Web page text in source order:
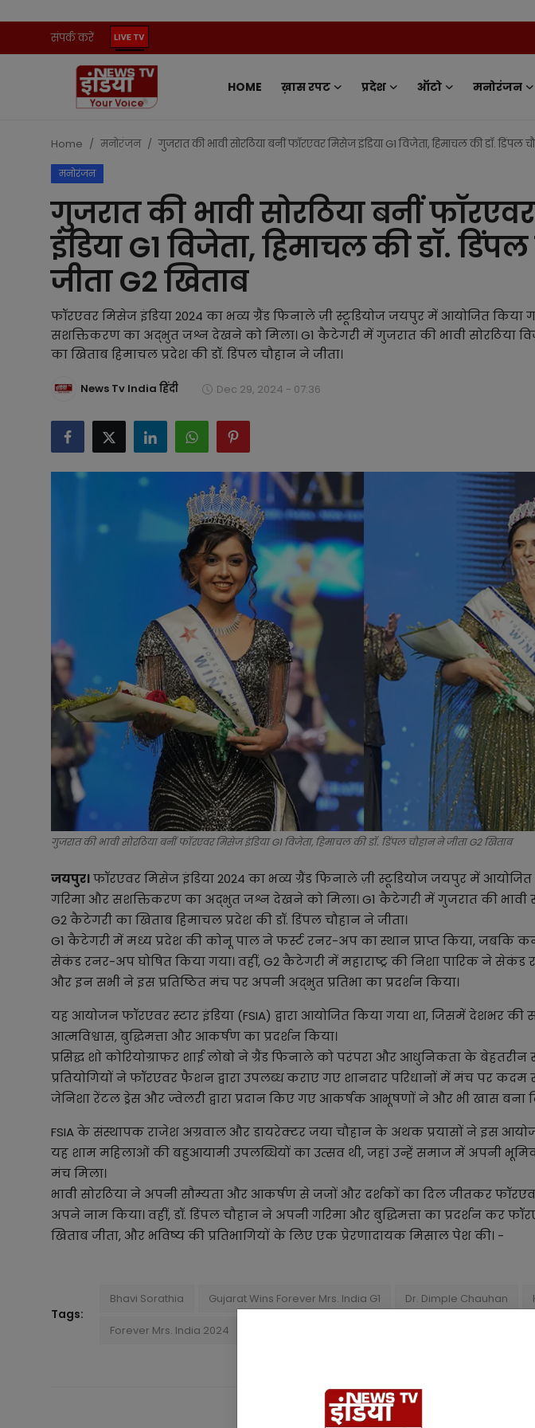
संपर्क करें
HOME ख़ास रपट प्रदेश ऑटो मनोरंजन
संपर्क करें
ख़ास रपट
बिजनेस
Home मनोरंजन गुजरात की भावी सोरठिया बनीं फॉरएवर मिसेज इंडिया G1 विजेता, हिमाचल की डॉ. डिंपल
मनोरंजन
गुजरात की भावी सोरठिया बनीं
इंडिया G1 विजेता, हिमाचल की डॉ.
जीता G2 खिताब
फॉरएवर मिसेज इंडिया 2024 का भव्य ग्रैंड फिनाले ज़ी स्टूडियोज जयपुर में आयोजित किया
सशक्तिकरण का अद्भुत जश्न देखने को मिला। G1 कैटेगरी में गुजरात की भावी सोरठिया
का खिताब हिमाचल प्रदेश की डॉ. डिंपल चौहान ने जीता।
News Tv India हिंदी Dec 29, 2024 - 07:36
गुजरात की भावी सोरठिया बनीं फॉरएवर मिसेज इंडिया G1 विजेता, हिमाचल की डॉ. डिंपल चौहान ने जीता G2 खिताब
जयपुर।फॉरएवर मिसेज इंडिया 2024 का भव्य ग्रैंड फिनाले ज़ी स्टूडियोज जयपुर में आयोजित
गरिमा और सशक्तिकरण का अद्भुत जश्न देखने को मिला। G1 कैटेगरी में गुजरात की भावी
G2 कैटेगरी का खिताब हिमाचल प्रदेश की डॉ. डिंपल चौहान ने जीता।
G1 कैटेगरी में मध्य प्रदेश की कोनू पाल ने फर्स्ट रनर-अप का स्थान प्राप्त किया, जबकि
सेकंड रनर-अप घोषित किया गया। वहीं, G2 कैटेगरी में महाराष्ट्र की निशा पारिक ने सेकंड
और इन सभी ने इस प्रतिष्ठित मंच पर अपनी अद्भुत प्रतिभा का प्रदर्शन किया।
यह आयोजन फॉरएवर स्टार इंडिया (FSIA) द्वारा आयोजित किया गया था, जिसमें देशभर
आत्मविश्वास, बुद्धिमत्ता और आकर्षण का प्रदर्शन किया।
प्रसिद्ध शो कोरियोग्राफर शाई लोबो ने ग्रैंड फिनाले को परंपरा और आधुनिकता के
प्रतियोगियों ने फॉरएवर फैशन द्वारा उपलब्ध कराए गए शानदार परिधानों में मंच पर कदम
जेनिशा रेंटल ड्रेस और ज्वेलरी द्वारा प्रदान किए गए आकर्षक आभूषणों ने और भी खास बना
FSIA के संस्थापक राजेश अग्रवाल और डायरेक्टर जया चौहान के अथक प्रयासों ने इस
यह शाम महिलाओं की बहुआयामी उपलब्धियों का उत्सव थी, जहां उन्हें समाज में अपनी
मंच मिला।
भावी सोरठिया ने अपनी सौम्यता और आकर्षण से जजों और दर्शकों का दिल जीतकर
अपने नाम किया। वहीं, डॉ. डिंपल चौहान ने अपनी गरिमा और बुद्धिमत्ता का प्रदर्शन कर
खिताब जीता, और भविष्य की प्रतिभागियों के लिए एक प्रेरणादायक मिसाल पेश की। -
Tags:
Bhavi Sorathia Gujarat Wins Forever Mrs. India G1 Dr. Dimple Chauhan
Forever Mrs. India 2024
PREVIOUS ARTICLE NEXT ARTICLE